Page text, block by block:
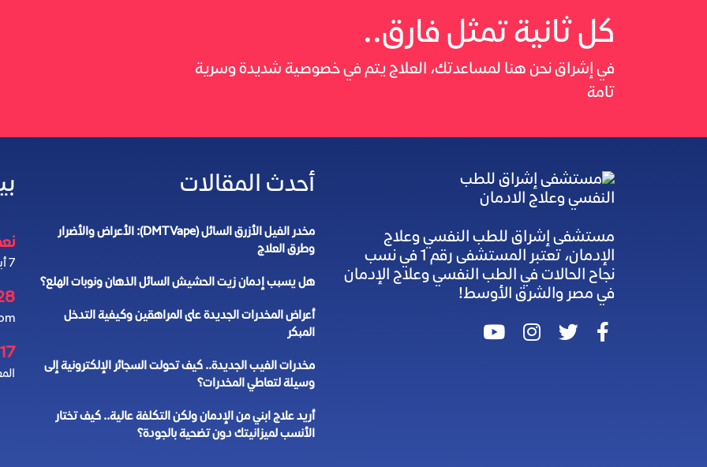
كل ثانية تمثل فارق..
في إشراق نحن هنا لمساعدتك، العلاج يتم في خصوصية شديدة وسرية
تامة
مستشفى إشراق للطب النفسي وعلاج
الإدمان، تعتبر المستشفى رقم 1 في نسب
نجاح الحالات في الطب النفسي وعلاج الإدمان
في مصر والشرق الأوسط!
أحدث المقالات
مخدر الفيل الأزرق السائل (DMT Vape): الأعراض والأضرار
وطرق العلاج
هل يسبب إدمان زيت الحشيش السائل الذهان ونوبات الهلع؟
أعراض المخدرات الجديدة على المراهقين وكيفية التدخل
المبكر
مخدرات الفيب الجديدة.. كيف تحولت السجائر الإلكترونية إلى
وسيلة لتعاطي المخدرات؟
أريد علاج ابني من الإدمان ولكن التكلفة عالية.. كيف تختار
الأنسب لميزانيتك دون تضحية بالجودة؟
نعمل
7 أيام في الأسبوع
17 شارع الأرقم ابن الأرقم